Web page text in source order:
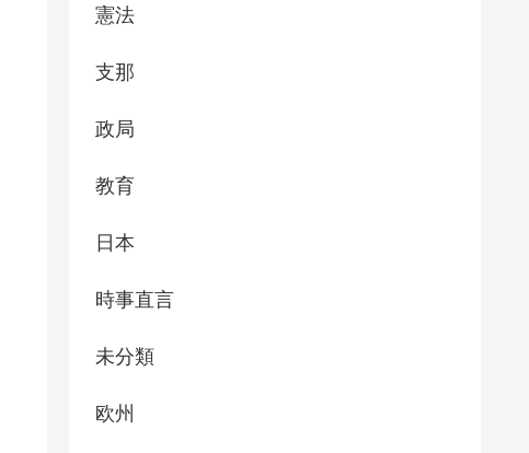
憲法
支那
政局
教育
日本
時事直言
未分類
欧州